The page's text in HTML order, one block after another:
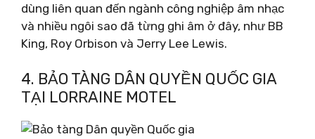
dùng liên quan đến ngành công nghiệp âm nhạc
và nhiều ngôi sao đã từng ghi âm ở đây, như BB
King, Roy Orbison và Jerry Lee Lewis.
4. BẢO TÀNG DÂN QUYỀN QUỐC GIA
TẠI LORRAINE MOTEL